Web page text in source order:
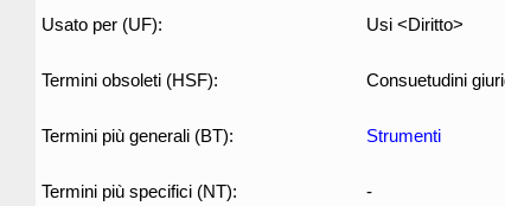
Usato per (UF): Usi <Diritto>
Termini obsoleti (HSF): Consuetudini
Termini più generali (BT): Strumenti
Termini più specifici (NT): -